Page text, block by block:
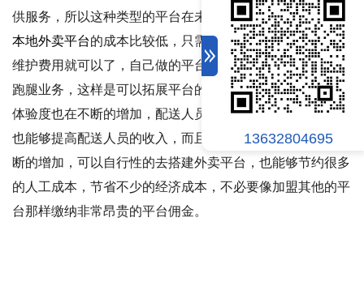
13632804695
供服务，所以这种类型的平台在未来也会受到大家的欢迎。
本地外卖平台的成本比较低，只需要去支付较低的平台技术
维护费用就可以了，自己做的平台可以在外卖的基础上增加
跑腿业务，这样是可以拓展平台的盈利的范围，而且客户的
体验度也在不断的增加，配送人员的时间得到合理的利用，
也能够提高配送人员的收入，而且平台与用户的联系也在不
断的增加，可以自行性的去搭建外卖平台，也能够节约很多
的人工成本，节省不少的经济成本，不必要像加盟其他的平
台那样缴纳非常昂贵的平台佣金。